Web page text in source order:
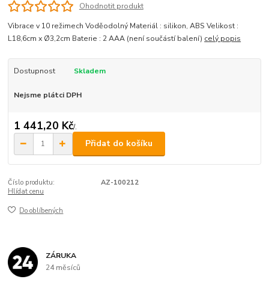
Ohodnotit produkt
Vibrace v 10 režimech Voděodolný Materiál : silikon, ABS Velikost :
L18,6cm x Ø3,2cm Baterie : 2 AAA (není součástí balení) celý popis
Dostupnost Skladem
Nejsme plátci DPH
1 441,20 Kč/.
Přidat do košíku
Číslo produktu:
AZ-100212
Hlídat cenu
Do oblíbených
ZÁRUKA
24 měsíců